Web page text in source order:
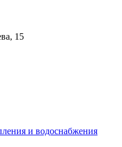
15
и водоснабжения